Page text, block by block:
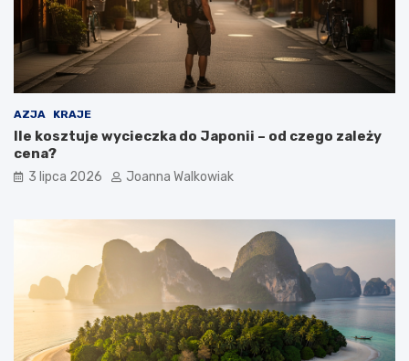
AZJA KRAJE
Ile kosztuje wycieczka do Japonii – od czego zależy
cena?
3 lipca 2026 Joanna Walkowiak